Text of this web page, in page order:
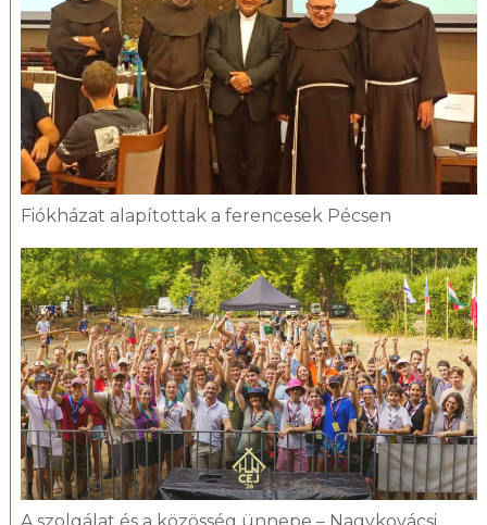
Fiókházat alapítottak a ferencesek Pécsen